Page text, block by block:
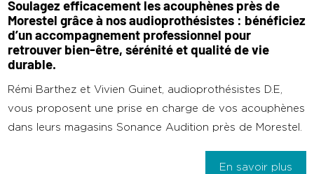
Soulagez efficacement les acouphènes près de
Morestel grâce à nos audioprothésistes : bénéficiez
d’un accompagnement professionnel pour
retrouver bien-être, sérénité et qualité de vie
durable.
Rémi Barthez et Vivien Guinet, audioprothésistes D.E,
vous proposent une prise en charge de vos acouphènes
dans leurs magasins Sonance Audition près de Morestel.
En savoir plus